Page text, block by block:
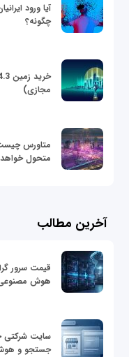
آیا ورود
چگونه؟
مجازی)
متاورس
متحول
آخرین مطالب
هوش
سایت شرکتی
جستجو و